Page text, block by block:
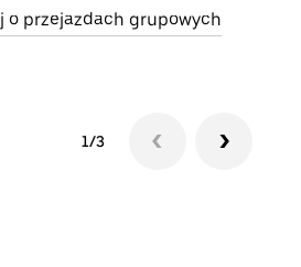
o przejazdach grupowych
1/3